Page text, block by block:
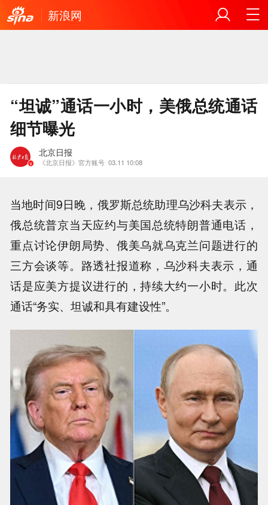
新浪网
“坦诚”通话一小时，美俄总统通话
细节曝光
北京日报
《北京日报》官方账号 03.11 10:08
当地时间9日晚，俄罗斯总统助理乌沙科夫表示，
俄总统普京当天应约与美国总统特朗普通电话，
重点讨论伊朗局势、俄美乌就乌克兰问题进行的
三方会谈等。路透社报道称，乌沙科夫表示，通
话是应美方提议进行的，持续大约一小时。此次
通话“务实、坦诚和具有建设性”。